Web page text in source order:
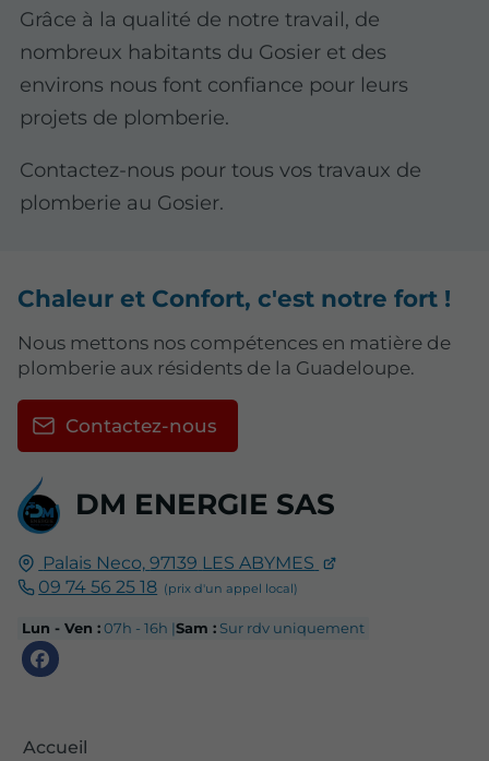
Grâce à la qualité de notre travail, de
nombreux habitants du Gosier et des
environs nous font confiance pour leurs
projets de plomberie.
Contactez-nous pour tous vos travaux de
plomberie au Gosier.
DM ENERGIE SAS
Palais Neco, 97139 LES ABYMES
09 74 56 25 18
Lun - Ven :07h - 16h |Sam : Sur rdv uniquement
Accueil
Chaleur et Confort, c'est notre fort !
Nous mettons nos compétences en matière de
plomberie aux résidents de la Guadeloupe.
Contactez-nous